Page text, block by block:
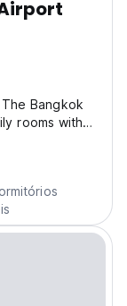
Bangkok
rooms with
a work